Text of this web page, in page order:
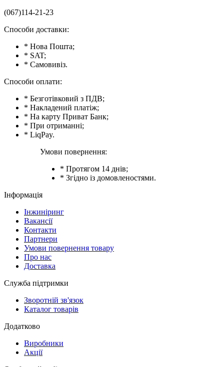
(067)114-21-23
Способи доставки:
* Нова Пошта;
* SAT;
* Самовивіз.
Способи оплати:
* Безготівковий з ПДВ;
* Накладений платіж;
* На карту Приват Банк;
* При отриманні;
* LiqPay.
Умови повернення:
* Протягом 14 днів;
* Згідно із домовленостями.
Інформація
Інжиніринг
Вакансії
Контакти
Партнери
Умови повернення товару
Про нас
Доставка
Служба підтримки
Зворотній зв'язок
Каталог товарів
Додатково
Виробники
Акції